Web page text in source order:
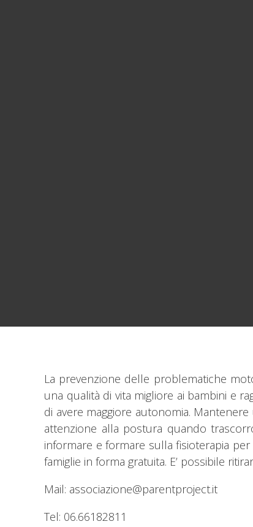
La prevenzione delle problematiche
una qualità di vita migliore ai bambini e
di avere maggiore autonomia.
attenzione alla postura quando
informare e formare sulla fisioterapia
famiglie in forma gratuita. E’ possibile
Mail: associazione@parentproject.it
Tel: 06.66182811